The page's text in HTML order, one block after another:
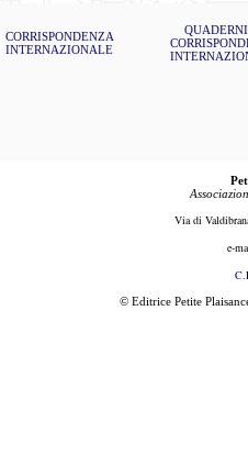
CORRISPONDENZA
INTERNAZIONALE
Via di
e-
© Editrice Petite